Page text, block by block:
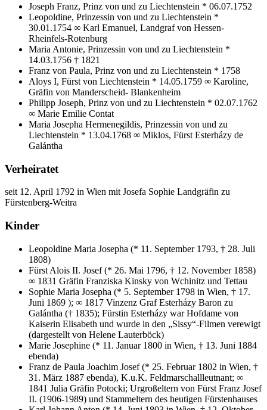
Joseph Franz, Prinz von und zu Liechtenstein * 06.07.1752
Leopoldine, Prinzessin von und zu Liechtenstein *
30.01.1754 ∞ Karl Emanuel, Landgraf von Hessen-
Rheinfels-Rotenburg
Maria Antonie, Prinzessin von und zu Liechtenstein *
14.03.1756 † 1821
Franz von Paula, Prinz von und zu Liechtenstein * 1758
Aloys I, Fürst von Liechtenstein * 14.05.1759 ∞ Karoline,
Gräfin von Manderscheid- Blankenheim
Philipp Joseph, Prinz von und zu Liechtenstein * 02.07.1762
∞ Marie Emilie Contat
Maria Josepha Hermenegildis, Prinzessin von und zu
Liechtenstein * 13.04.1768 ∞ Miklos, Fürst Esterházy de
Galántha
Verheiratet
seit 12. April 1792 in Wien mit Josefa Sophie Landgräfin zu
Fürstenberg-Weitra
Kinder
Leopoldine Maria Josepha (* 11. September 1793, † 28. Juli
1808)
Fürst Alois II. Josef (* 26. Mai 1796, † 12. November 1858)
∞ 1831 Gräfin Franziska Kinsky von Wchinitz und Tettau
Sophie Maria Josepha (* 5. September 1798 in Wien, † 17.
Juni 1869 ); ∞ 1817 Vinzenz Graf Esterházy Baron zu
Galántha († 1835); Fürstin Esterházy war Hofdame von
Kaiserin Elisabeth und wurde in den „Sissy“-Filmen verewigt
(dargestellt von Helene Lauterböck)
Marie Josephine (* 11. Januar 1800 in Wien, † 13. Juni 1884
ebenda)
Franz de Paula Joachim Josef (* 25. Februar 1802 in Wien, †
31. März 1887 ebenda), K.u.K. Feldmarschallleutnant; ∞
1841 Julia Gräfin Potocki; Urgroßeltern von Fürst Franz Josef
II. (1906-1989) und Stammeltern des heutigen Fürstenhauses